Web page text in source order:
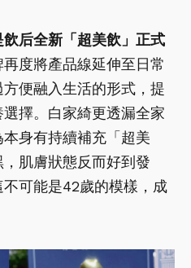
后全新「超美飲」正式
度將產品線延伸至日常
便融入生活的形式，提
擇。白家綺更透漏全家
身有持續補充「超美
肌膚狀態反而好到發
可能是42歲的模樣，成